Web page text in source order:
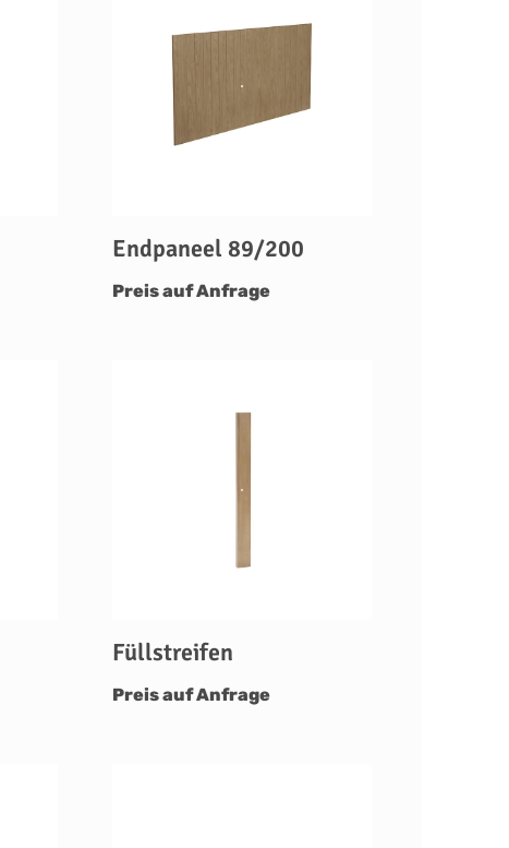
Endpaneel 89/200
Preis auf Anfrage
Füllstreifen
Preis auf Anfrage